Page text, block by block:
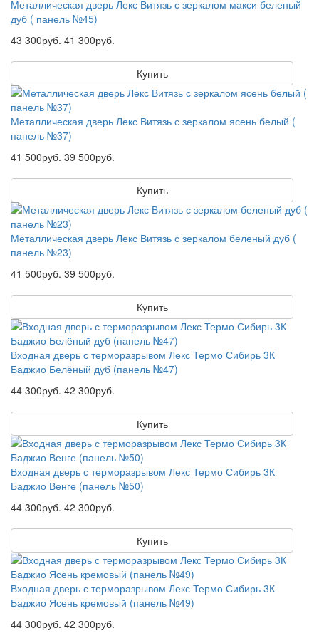
Металлическая дверь Лекс Витязь с зеркалом макси беленый
дуб ( панель №45)
43 300руб. 41 300руб.
Купить
Металлическая дверь Лекс Витязь с зеркалом ясень белый (
панель №37)
41 500руб. 39 500руб.
Купить
Металлическая дверь Лекс Витязь с зеркалом беленый дуб (
панель №23)
41 500руб. 39 500руб.
Купить
Входная дверь с терморазрывом Лекс Термо Сибирь 3К
Баджио Белёный дуб (панель №47)
44 300руб. 42 300руб.
Купить
Входная дверь с терморазрывом Лекс Термо Сибирь 3К
Баджио Венге (панель №50)
44 300руб. 42 300руб.
Купить
Входная дверь с терморазрывом Лекс Термо Сибирь 3К
Баджио Ясень кремовый (панель №49)
44 300руб. 42 300руб.